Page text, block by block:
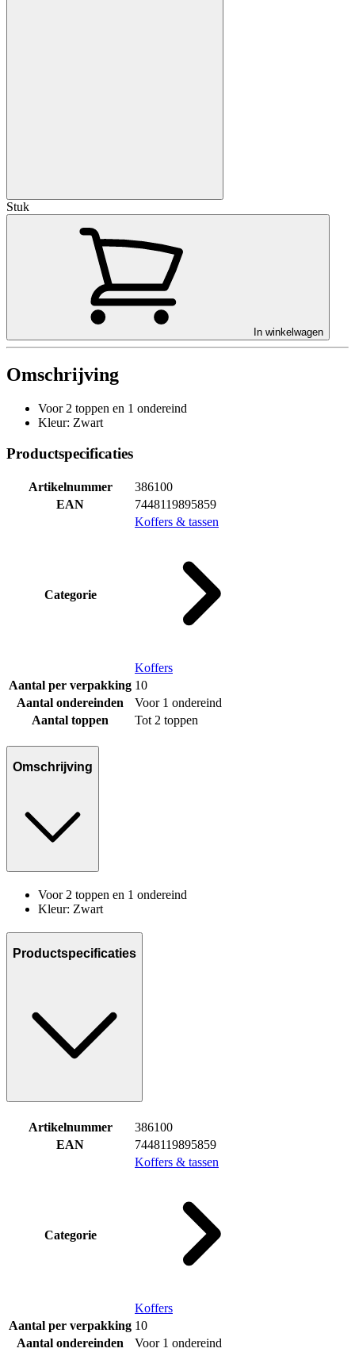
Stuk
In winkelwagen
Omschrijving
Voor 2 toppen en 1 ondereind
Kleur: Zwart
Productspecificaties
Artikelnummer
386100
EAN
7448119895859
Categorie
Koffers & tassen
Koffers
Aantal per verpakking 10
Aantal ondereinden
Voor 1 ondereind
Aantal toppen
Tot 2 toppen
Omschrijving
Voor 2 toppen en 1 ondereind
Kleur: Zwart
Productspecificaties
Artikelnummer
386100
EAN
7448119895859
Categorie
Koffers & tassen
Koffers
Aantal per verpakking 10
Aantal ondereinden
Voor 1 ondereind